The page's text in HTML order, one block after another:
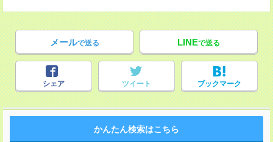
メールで送る LINEで送る
シェア ツイート ブックマーク
かんたん検索はこちら